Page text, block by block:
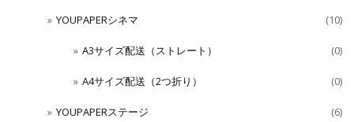
YOUPAPERシネマ (10)
A3サイズ配送（ストレート） (0)
A4サイズ配送（2つ折り） (0)
YOUPAPERステージ (6)